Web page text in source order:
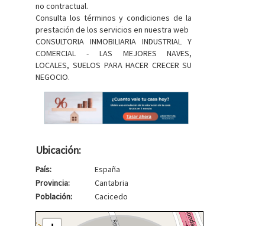
no contractual.
Consulta los términos y condiciones de la
prestación de los servicios en nuestra web
CONSULTORIA INMOBILIARIA INDUSTRIAL Y
COMERCIAL - LAS MEJORES NAVES,
LOCALES, SUELOS PARA HACER CRECER SU
NEGOCIO.
Ubicación:
País:
España
Provincia:
Cantabria
Población:
Cacicedo